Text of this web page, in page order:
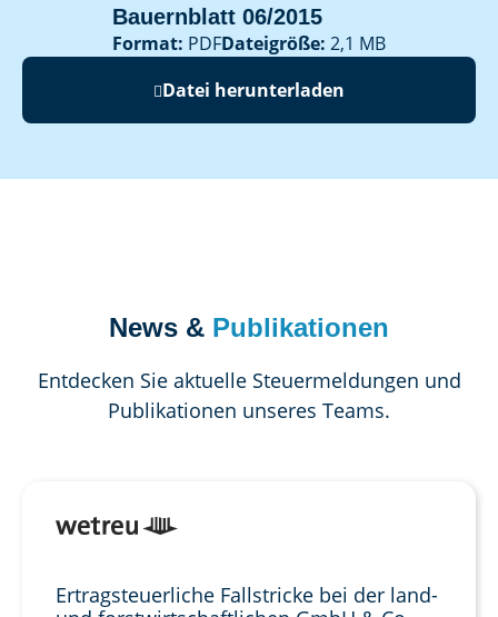
Bauernblatt 06/2015
Format: PDFDateigröße: 2,1 MB
Datei herunterladen
News & Publikationen
Entdecken Sie aktuelle Steuermeldungen und
Publikationen unseres Teams.
Ertragsteuerliche Fallstricke bei der land-